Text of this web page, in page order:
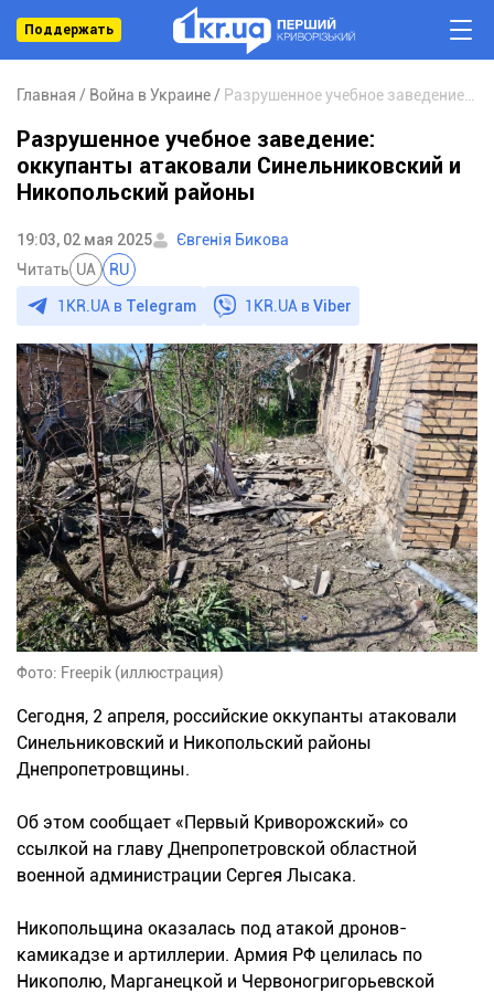
Поддержать
Главная Война в Украине
Разрушенное учебное заведение:
оккупанты атаковали Синельниковский и
Никопольский районы
19:03, 02 мая 2025
Євгенія Бикова
Читать UA RU
1KR.UA в Telegram 1KR.UA вViber
Фото: Freepik (иллюстрация)
Сегодня, 2 апреля, российские оккупанты атаковали
Синельниковский и Никопольский районы
Днепропетровщины.
Об этом сообщает «Первый Криворожский» со
ссылкой на главу Днепропетровской областной
военной администрации Сергея Лысака.
Никопольщина оказалась под атакой дронов-
камикадзе и артиллерии. Армия РФ целилась по
Никополю, Марганецкой и Червоногригорьевской